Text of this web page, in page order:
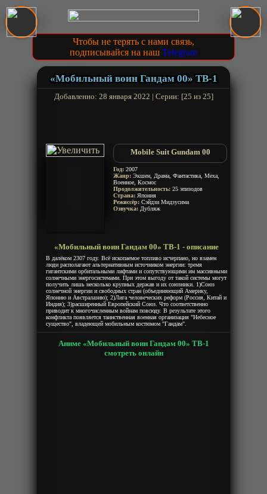
Чтобы не терять с нами связь,
подписывайся на наш Telegram
«Мобильный воин Гандам 00» ТВ-1
Добавленно: 28 января 2022 | Серии: [25 из 25]
Mobile Suit Gundam 00
Год: 2007
Жанр: Экшен, Драма, Фантастика, Меха,
Военное, Космос
Продолжительность: 25 эпизодов
Страна: Япония
Режиссёр: Сэйдзи Мидзусима
Озвучка: Дубляж
«Мобильный воин Гандам 00» ТВ-1 - описание
В далёком 2307 году. Всё ископаемое топливо исчерпано, но взамен
люди располагают альтернативным источником энергии: тремя
гигантскими орбитальными лифтами и сопутствующими им массивными
солнечными энергосистемами. При этом выгоду от такой системы могут
получить лишь несколько крупных держав и их союзники. 1)Союз
солнечной энергии и свободных стран (объединяющий Америку,
Японию и Австралазию); 2)Лига человеческих реформ (Россия, Китай и
Индия); 3)расширенный Европейский Союз. Что соответственно
приводит к многочисленным войнам повсюду. В результате этого
конфликта появляется таинственная военная организация "Небесное
существо", владеющей мобильным костюмом "Гандам".
Аниме «Мобильный воин Гандам 00» ТВ-1
смотреть онлайн